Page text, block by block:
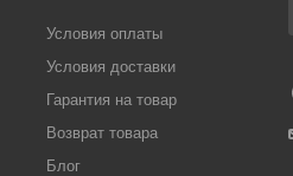
Условия оплаты
Условия доставки
Гарантия на товар
Возврат товара
Блог